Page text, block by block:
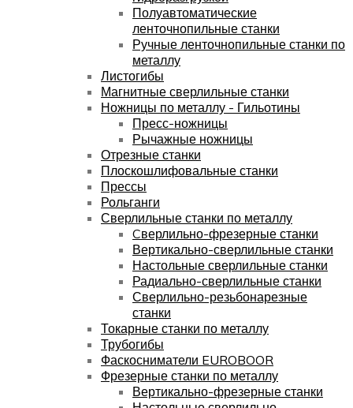
Полуавтоматические
ленточнопильные станки
Ручные ленточнопильные станки по
металлу
Листогибы
Магнитные сверлильные станки
Ножницы по металлу - Гильотины
Пресс-ножницы
Рычажные ножницы
Отрезные станки
Плоскошлифовальные станки
Прессы
Рольганги
Сверлильные станки по металлу
Cверлильно-фрезерные станки
Вертикально-сверлильные станки
Настольные сверлильные станки
Радиально-сверлильные станки
Сверлильно-резьбонарезные
станки
Токарные станки по металлу
Трубогибы
Фаскосниматели EUROBOOR
Фрезерные станки по металлу
Вертикально-фрезерные станки